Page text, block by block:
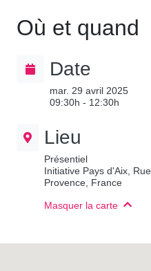
Où et quand
Date
mar. 29 avril 2025
09:30h - 12:30h
Lieu
Présentiel
Initiative Pays d'Aix,
Provence, France
Masquer la carte